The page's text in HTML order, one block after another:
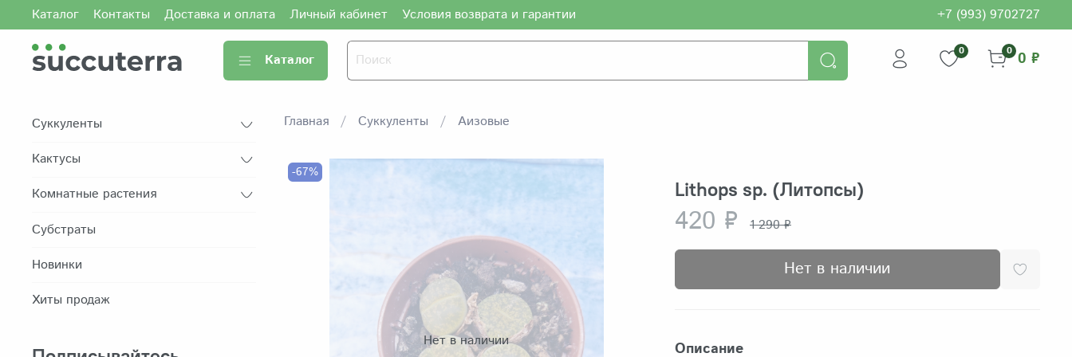
Каталог Контакты Доставка и оплата Личный кабинет Условия возврата и гарантии +7 (993) 9702727
Каталог
0 0 0 ₽
Главная Суккуленты Аизовые
Нет в наличии
-67%
Lithops sp. (Литопсы)
420 ₽ 1 290 ₽
Нет в наличии
Описание
Суккуленты
Кактусы
Комнатные растения
Субстраты
Новинки
Хиты продаж